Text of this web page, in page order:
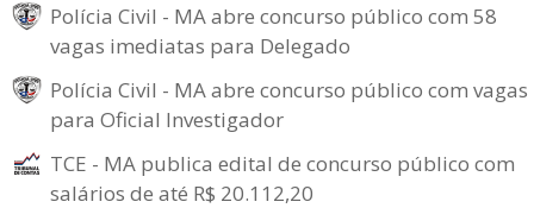
Polícia Civil - MA abre concurso público com 58
vagas imediatas para Delegado
Polícia Civil - MA abre concurso público com vagas
para Oficial Investigador
TCE - MA publica edital de concurso público com
salários de até R$ 20.112,20